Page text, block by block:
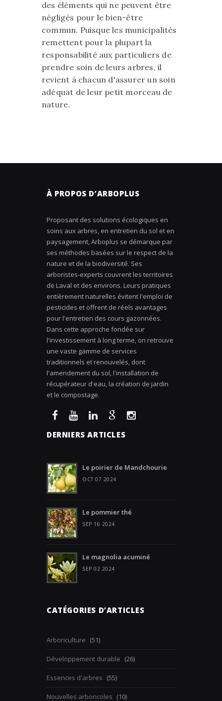
des éléments qui ne peuvent être
négligés pour le bien-être
commun. Puisque les municipalités
remettent pour la plupart la
responsabilité aux particuliers de
prendre soin de leurs arbres, il
revient à chacun d'assurer un soin
adéquat de leur petit morceau de
nature.
À PROPOS D’ARBOPLUS
Proposant des solutions écologiques en
soins aux arbres, en entretien du sol et en
paysagement, Arboplus se démarque par
ses méthodes basées sur le respect de la
nature et de la biodiversité. Ses
arboristes-experts couvrent les territoires
de Laval et des environs. Leurs pratiques
entièrement naturelles évitent l'emploi de
pesticides et offrent de réels avantages
pour l'entretien des cours gazonnées.
Dans cette approche fondée sur
l'investissement à long terme, on retrouve
une vaste gamme de services
traditionnels et renouvelés, dont
l'amendement du sol, l'installation de
récupérateur d'eau, la création de jardin
et le compostage.
DERNIERS ARTICLES
Le poirier de Mandchourie
OCT 07 2024
Le pommier thé
SEP 16 2024
Le magnolia acuminé
SEP 02 2024
CATÉGORIES D’ARTICLES
Arboriculture (51)
Développement durable (26)
Essences d'arbres (55)
Nouvelles arboricoles (10)